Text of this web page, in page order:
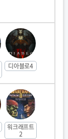
디아블로4
워크래프트
2